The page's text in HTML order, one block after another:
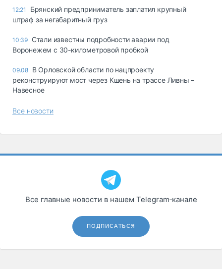
12:21
Брянский предприниматель заплатил крупный
штраф за негабаритный груз
10:39 Стали известны подробности аварии под
Воронежем с 30-километровой пробкой
09.08 В Орловской области по нацпроекту
реконструируют мост через Кшень на трассе Ливны –
Навесное
Все новости
Все главные новости в нашем Telegram‑канале
ПОДПИСАТЬСЯ